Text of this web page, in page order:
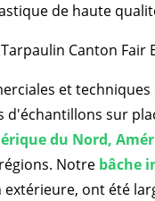
de haute
et
sur
du Nord,
Notre bâche
ont été